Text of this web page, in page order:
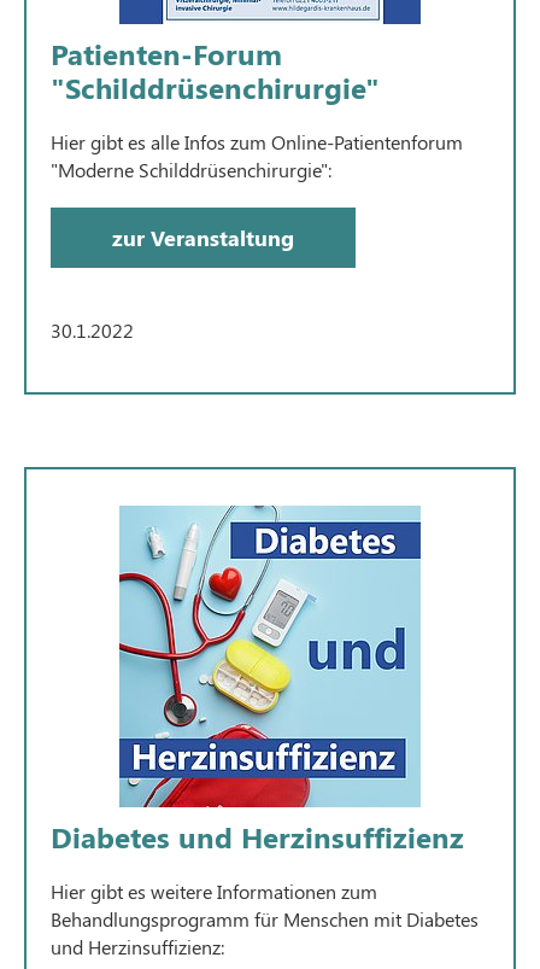
Patienten-Forum
"Schilddrüsenchirurgie"
Hier gibt es alle Infos zum Online-Patientenforum
"Moderne Schilddrüsenchirurgie":
zur Veranstaltung
30.1.2022
Diabetes und Herzinsuffizienz
Hier gibt es weitere Informationen zum
Behandlungsprogramm für Menschen mit Diabetes
und Herzinsuffizienz: